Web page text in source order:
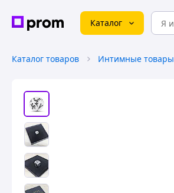
Каталог
Каталог товаров Интимные товары